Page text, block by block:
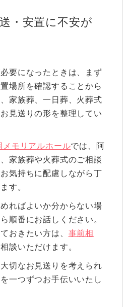
・安置に不安が
要になったときは、まず
場所を確認することから
家族葬、一日葬、火葬式
見送りの形を整理してい
メモリアルホールでは、阿
家族葬や火葬式のご相談
気持ちに配慮しながら丁
す。
ればよいか分からない場
順番にお話しください。
おきたい方は、 事前相
談いただけます。
切なお見送りを考えられ
一つずつお手伝いいたし